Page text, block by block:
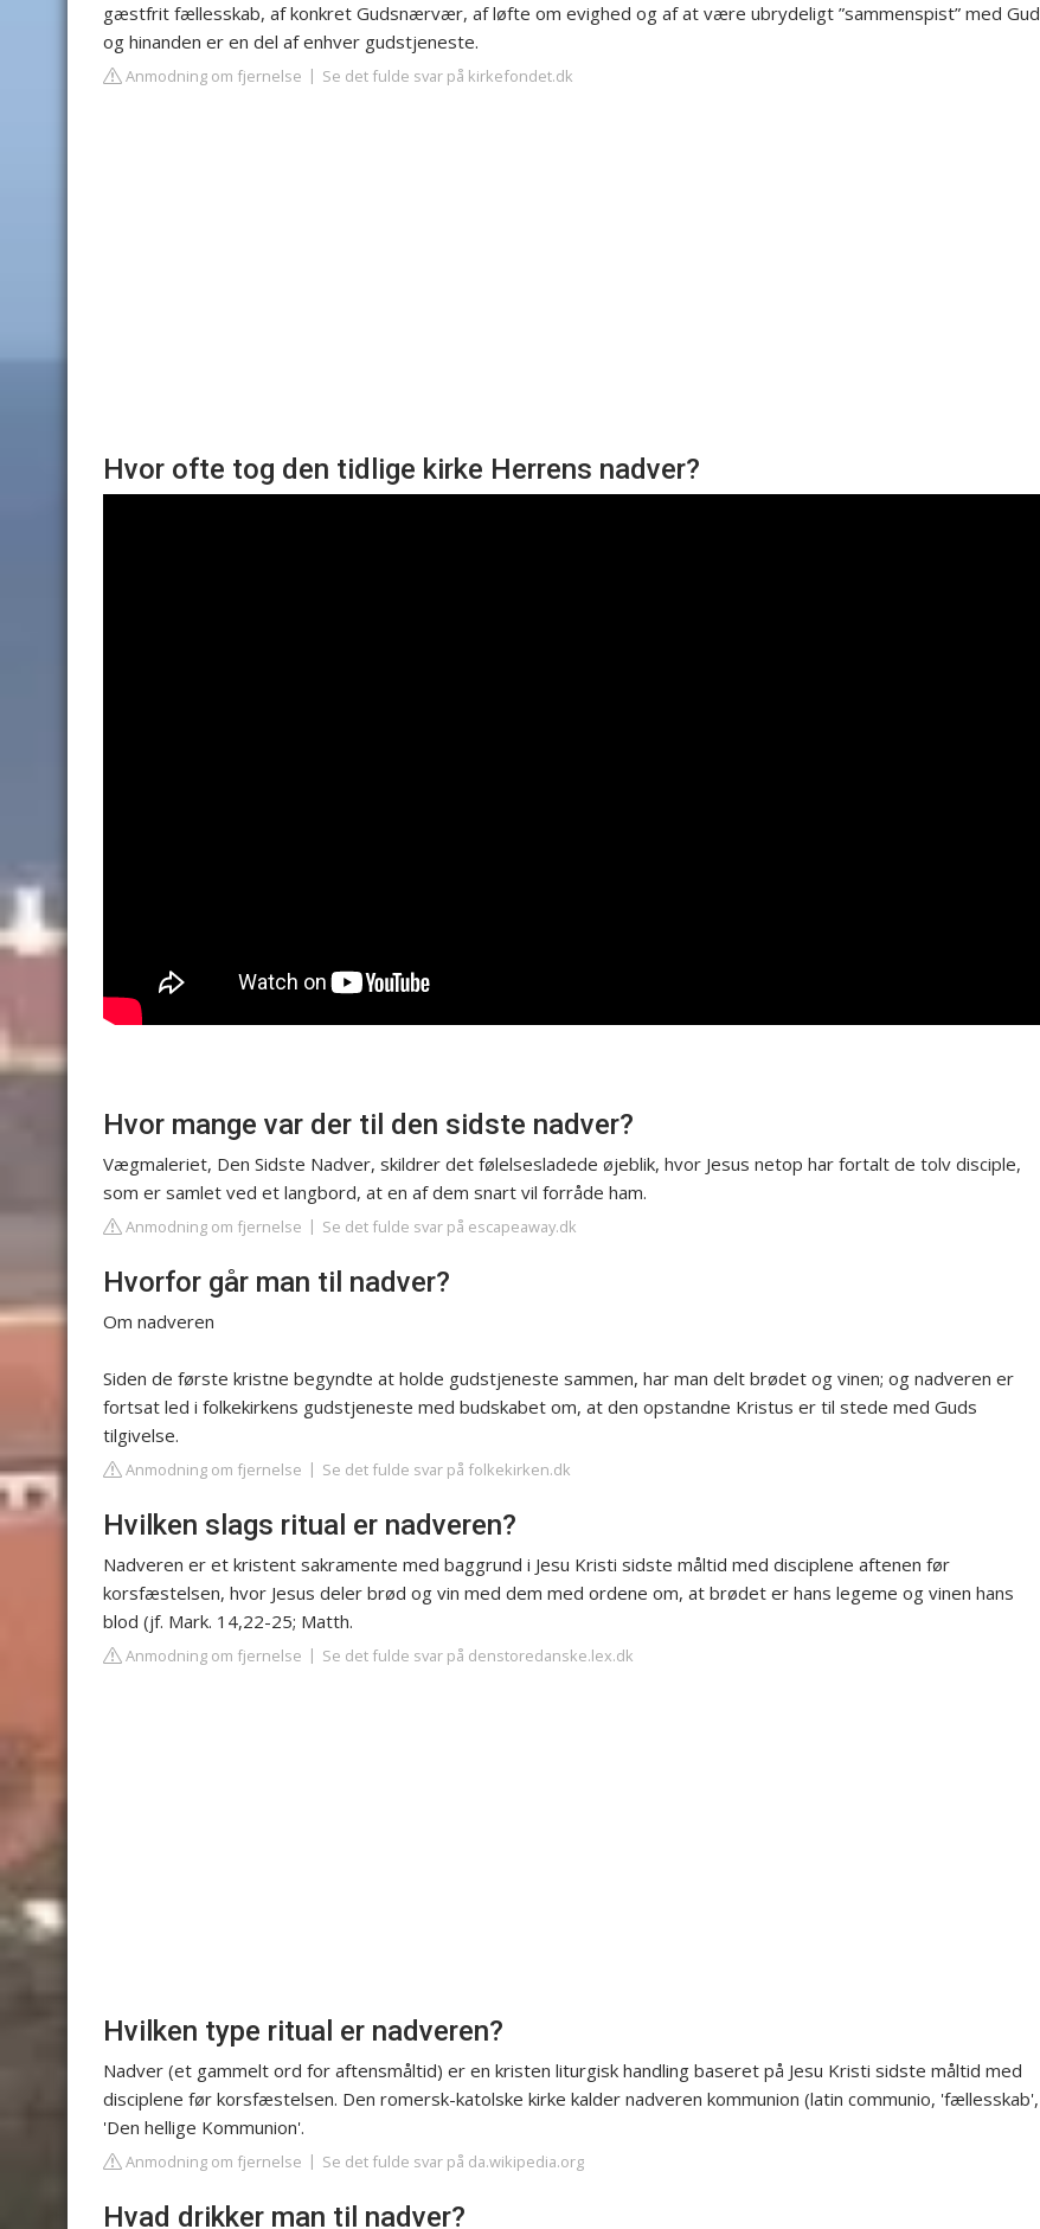
gæstfrit fællesskab, af konkret Gudsnærvær, af løfte om evighed og af at være ubrydeligt ”sammenspist” med Gud
og hinanden er en del af enhver gudstjeneste.
Anmodning om fjernelse Se det fulde svar på kirkefondet.dk
Hvor ofte tog den tidlige kirke Herrens nadver?
Hvor mange var der til den sidste nadver?
Vægmaleriet, Den Sidste Nadver, skildrer det følelsesladede øjeblik, hvor Jesus netop har fortalt de tolv disciple,
som er samlet ved et langbord, at en af dem snart vil forråde ham.
Anmodning om fjernelse Se det fulde svar på escapeaway.dk
Hvorfor går man til nadver?
Om nadveren
Siden de første kristne begyndte at holde gudstjeneste sammen, har man delt brødet og vinen; og nadveren er
fortsat led i folkekirkens gudstjeneste med budskabet om, at den opstandne Kristus er til stede med Guds
tilgivelse.
Anmodning om fjernelse Se det fulde svar på folkekirken.dk
Hvilken slags ritual er nadveren?
Nadveren er et kristent sakramente med baggrund i Jesu Kristi sidste måltid med disciplene aftenen før
korsfæstelsen, hvor Jesus deler brød og vin med dem med ordene om, at brødet er hans legeme og vinen hans
blod (jf. Mark. 14,22-25; Matth.
Anmodning om fjernelse Se det fulde svar på denstoredanske.lex.dk
Hvilken type ritual er nadveren?
Nadver (et gammelt ord for aftensmåltid) er en kristen liturgisk handling baseret på Jesu Kristi sidste måltid med
disciplene før korsfæstelsen. Den romersk-katolske kirke kalder nadveren kommunion (latin communio, 'fællesskab',
'Den hellige Kommunion'.
Anmodning om fjernelse Se det fulde svar på da.wikipedia.org
Hvad drikker man til nadver?